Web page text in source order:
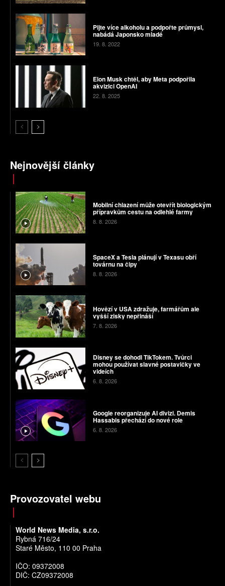
Pijte více alkoholu a podpořte průmysl,
nabádá Japonsko mladé
19. 8. 2022
Elon Musk chtěl, aby Meta podpořila
akvizici OpenAI
22. 8. 2025
Nejnovější články
Mobilní chlazení může otevřít biologickým
přípravkům cestu na odlehlé farmy
8. 8. 2026
SpaceX a Tesla plánují v Texasu obří
továrnu na čipy
8. 8. 2026
Hovězí v USA zdražuje, farmářům ale
vyšší zisky nepřináší
7. 8. 2026
Disney se dohodl TikTokem. Tvůrci
mohou používat slavné postavičky ve
videích
6. 8. 2026
Google reorganizuje AI divizi. Demis
Hassabis přechází do nové role
6. 8. 2026
Provozovatel webu
World News Media, s.r.o.
Rybná 716/24
Staré Město, 110 00 Praha
IČO: 09372008
DIČ: CZ09372008